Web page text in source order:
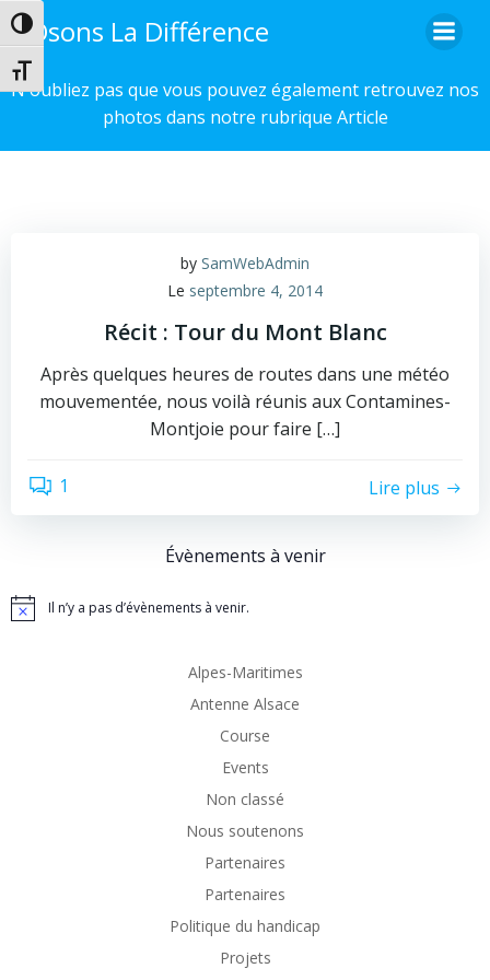
Passer en contraste élevé
Changer la taille de la police
au
Osons La Différence
N'oubliez pas que vous pouvez également retrouvez nos
photos dans notre rubrique Article
by SamWebAdmin
Le septembre 4, 2014
Récit : Tour du Mont Blanc
Après quelques heures de routes dans une météo
mouvementée, nous voilà réunis aux Contamines-
Montjoie pour faire […]
1 Lire plus
Évènements à venir
NoticeIl n’y a pas d’évènements à venir.
Alpes-Maritimes
Antenne Alsace
Course
Events
Non classé
Nous soutenons
Partenaires
Partenaires
Politique du handicap
Projets